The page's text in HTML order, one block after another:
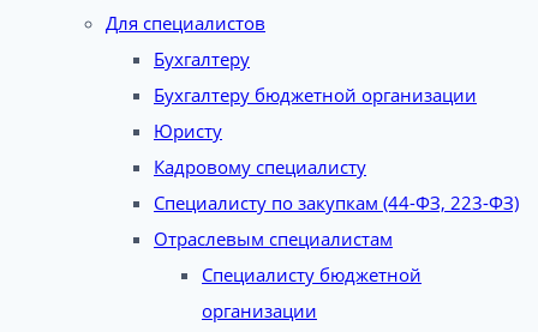
Для специалистов
Бухгалтеру
Бухгалтеру бюджетной организации
Юристу
Кадровому специалисту
Специалисту по закупкам (44-ФЗ, 223-ФЗ)
Отраслевым специалистам
Специалисту бюджетной
организации